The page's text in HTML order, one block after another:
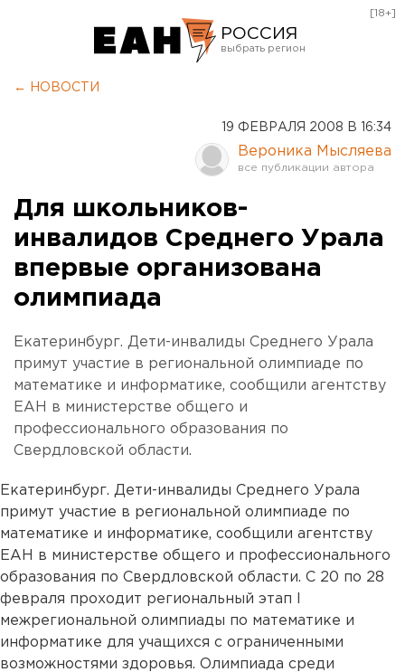
РОССИЯ
Оренбург
[18+]
← НОВОСТИ
19 ФЕВРАЛЯ 2008 В 16:34
Вероника Мысляева
Для школьников-
инвалидов Среднего Урала
впервые организована
олимпиада
Екатеринбург. Дети-инвалиды Среднего Урала
примут участие в региональной олимпиаде по
математике и информатике, сообщили агентству
ЕАН в министерстве общего и
профессионального образования по
Свердловской области.
Екатеринбург. Дети-инвалиды Среднего Урала
примут участие в региональной олимпиаде по
математике и информатике, сообщили агентству
ЕАН в министерстве общего и профессионального
образования по Свердловской области. С 20 по 28
февраля проходит региональный этап I
межрегиональной олимпиады по математике и
информатике для учащихся с ограниченными
возможностями здоровья. Олимпиада среди